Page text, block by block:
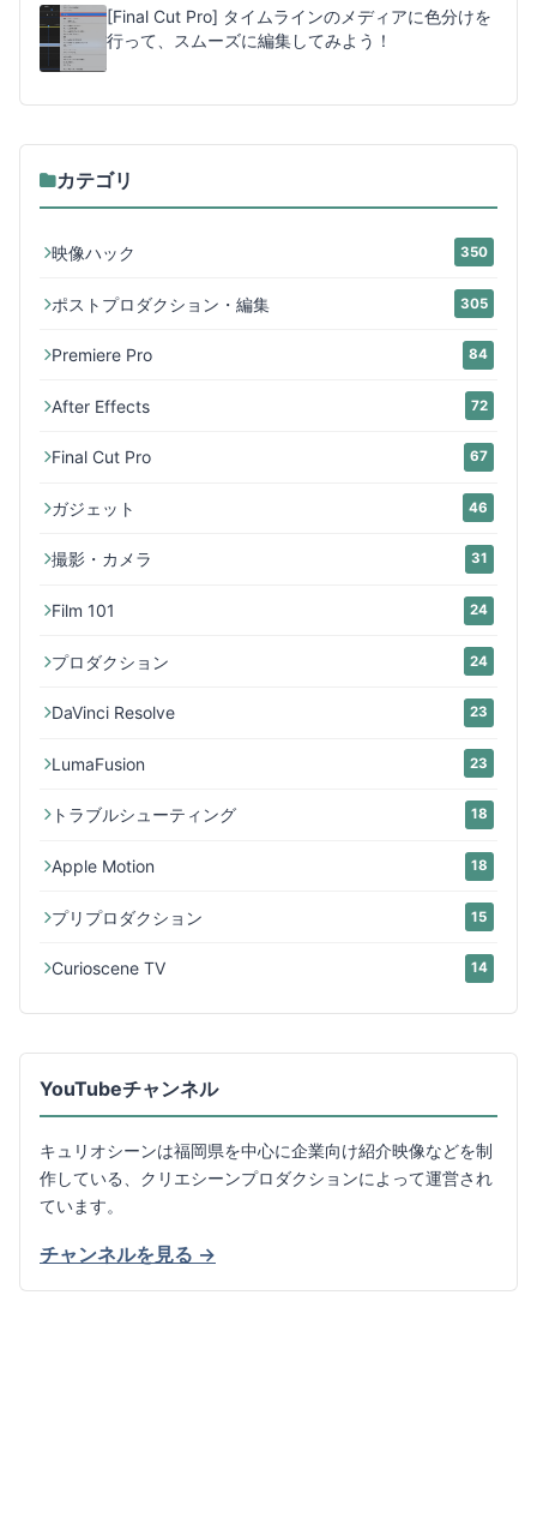
[Final Cut Pro] タイムラインのメディアに色分けを
行って、スムーズに編集してみよう！
カテゴリ
映像ハック 350
ポストプロダクション・編集 305
Premiere Pro 84
After Effects 72
Final Cut Pro 67
ガジェット 46
撮影・カメラ 31
Film 101 24
プロダクション 24
DaVinci Resolve 23
LumaFusion 23
トラブルシューティング 18
Apple Motion 18
プリプロダクション 15
Curioscene TV 14
YouTubeチャンネル
キュリオシーンは福岡県を中心に企業向け紹介映像などを制
作している、クリエシーンプロダクションによって運営され
ています。
チャンネルを見る →